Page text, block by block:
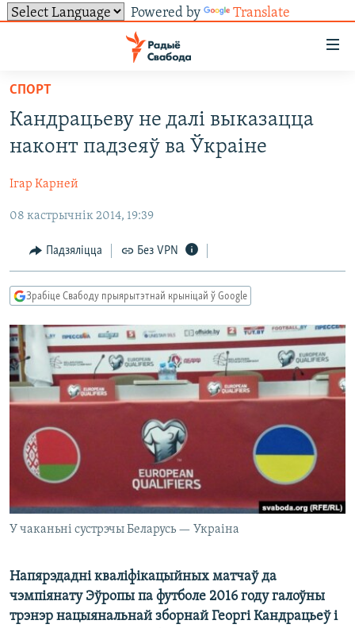
Powered by Translate
ўнівэрсальнага
доступу
Перайсьці
да
галоўнага
Перайсьці
да
навігацыі
Перайсьці
да
пошуку
УСЕ НАВІНЫ
ЛЮДЗІ
ПАЛІТЫКА
ЭКАНОМІКА
БЕЛАРУСЫ НА ВАЙНЕ
ПАЛІТВЯЗЬНІ
КУЛЬТУРА
КАЛЯНДАР
ТОЛЬКІ НА СВАБОДЗЕ
БЛОГІ
ГІСТОРЫЯ НА СВАБОДЗЕ
ПАДКАСТЫ
АЎДЫЁКНІГІ
PREMIUM
МОВА
НА ХВАЛЯХ СВАБОДЫ
АБЫСЬЦІ БЛЯКАВАНЬНЕ
ПАДЗЯЛІЦЦА ІНФАРМАЦЫЯЙ
ПАДПІСАЦЦА
RSS
ПАДКАСТЫ
TWITTER
Усе сайты РС/РСЭ
СПОРТ
Кандрацьеву не далі выказацца
наконт падзеяў ва Ўкраіне
Ігар Карней
08 кастрычнік 2014, 19:39
Падзяліцца Без VPN
Зрабіце Свабоду прыярытэтнай крыніцай ў Google
У чаканьні сустрэчы Беларусь — Украіна
Напярэдадні кваліфікацыйных матчаў да
чэмпіянату Эўропы па футболе 2016 году галоўны
трэнэр нацыянальнай зборнай Георгі Кандрацьеў і